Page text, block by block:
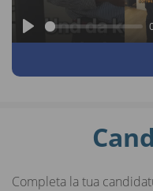
P
Completa la tua